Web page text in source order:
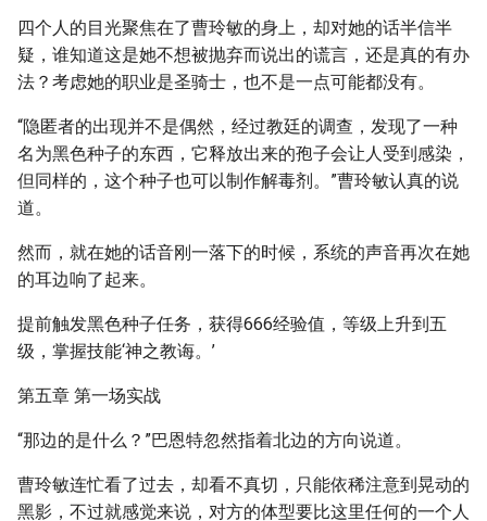
四个人的目光聚焦在了曹玲敏的身上，却对她的话半信半
疑，谁知道这是她不想被抛弃而说出的谎言，还是真的有办
法？考虑她的职业是圣骑士，也不是一点可能都没有。
“隐匿者的出现并不是偶然，经过教廷的调查，发现了一种
名为黑色种子的东西，它释放出来的孢子会让人受到感染，
但同样的，这个种子也可以制作解毒剂。”曹玲敏认真的说
道。
然而，就在她的话音刚一落下的时候，系统的声音再次在她
的耳边响了起来。
提前触发黑色种子任务，获得666经验值，等级上升到五
级，掌握技能‘神之教诲。’
第五章 第一场实战
“那边的是什么？”巴恩特忽然指着北边的方向说道。
曹玲敏连忙看了过去，却看不真切，只能依稀注意到晃动的
黑影，不过就感觉来说，对方的体型要比这里任何的一个人